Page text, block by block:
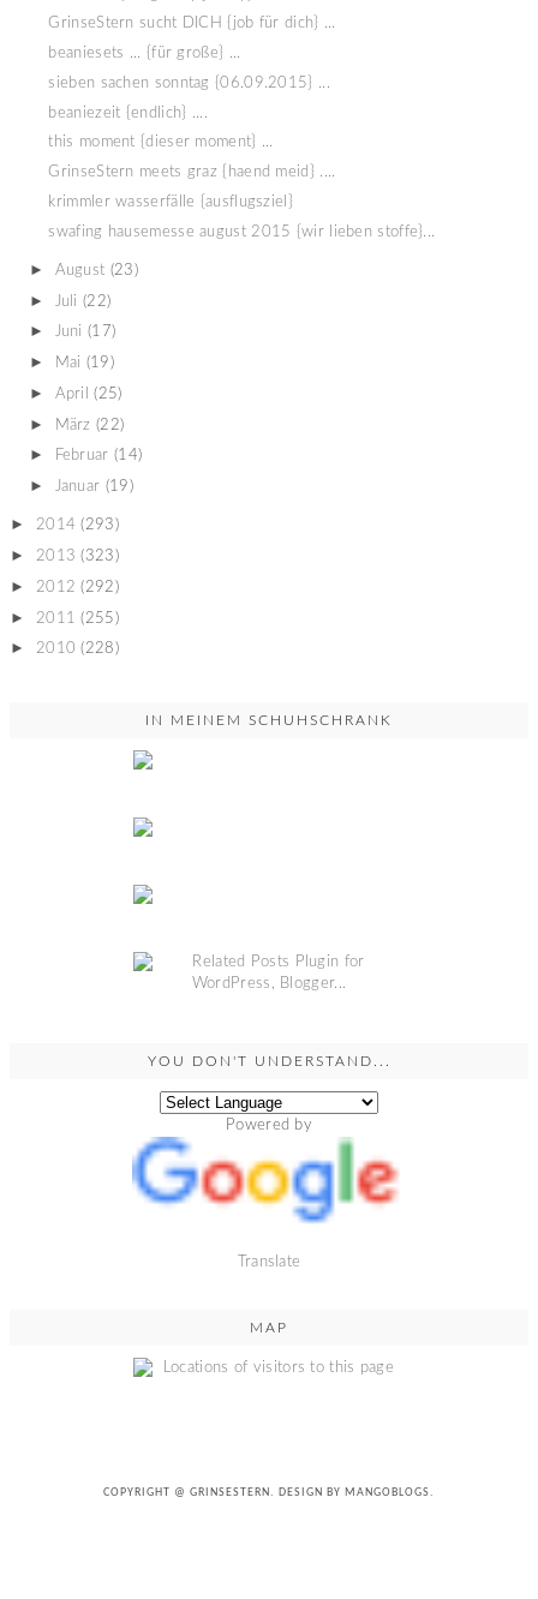
GrinseStern sucht DICH {job für dich} ...
beaniesets ... {für große} ...
sieben sachen sonntag {06.09.2015} ...
beaniezeit {endlich} ....
this moment {dieser moment} ...
GrinseStern meets graz {haend meid} ....
krimmler wasserfälle {ausflugsziel}
swafing hausemesse august 2015 {wir lieben stoffe}...
► August (23)
► Juli (22)
► Juni (17)
► Mai (19)
► April (25)
► März (22)
► Februar (14)
► Januar (19)
► 2014 (293)
► 2013 (323)
► 2012 (292)
► 2011 (255)
► 2010 (228)
IN MEINEM SCHUHSCHRANK
YOU DON'T UNDERSTAND...
Powered by
Translate
MAP
COPYRIGHT @ GRINSESTERN. DESIGN BY MANGOBLOGS.